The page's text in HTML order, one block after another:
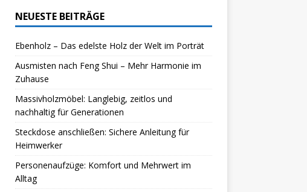
NEUESTE BEITRÄGE
Ebenholz – Das edelste Holz der Welt im Porträt
Ausmisten nach Feng Shui – Mehr Harmonie im
Zuhause
Massivholzmöbel: Langlebig, zeitlos und
nachhaltig für Generationen
Steckdose anschließen: Sichere Anleitung für
Heimwerker
Personenaufzüge: Komfort und Mehrwert im
Alltag